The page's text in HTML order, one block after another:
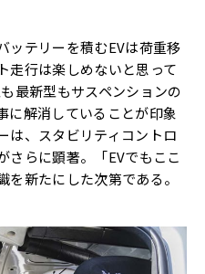
ッテリーを積むEVは荷重移
走行は楽しめないと思って
最新型もサスペンションの
に解消していることが印象
は、スタビリティコントロ
さらに顕著。「EVでもここ
を新たにした次第である。